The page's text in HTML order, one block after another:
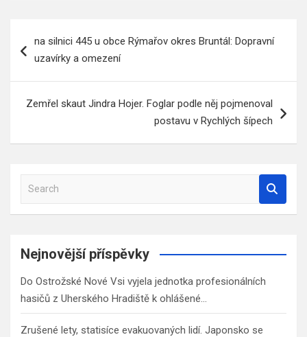
prona silnici 445 u obce Rýmařov okres Bruntál: Dopravní
uzavírky a omezení
Zemřel skaut Jindra Hojer. Foglar podle něj pojmenoval
postavu v Rychlých šípech
a
c
Nejnovější příspěvky
Do Ostrožské Nové Vsi vyjela jednotka profesionálních
hasičů z Uherského Hradiště k ohlášené…
Zrušené lety, statisíce evakuovaných lidí. Japonsko se